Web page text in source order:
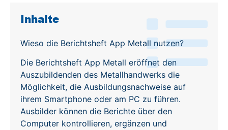
Inhalte
Wieso die Berichtsheft App Metall nutzen?
Die Berichtsheft App Metall eröffnet den
Auszubildenden des Metallhandwerks die
Möglichkeit, die Ausbildungsnachweise auf
ihrem Smartphone oder am PC zu führen.
Ausbilder können die Berichte über den
Computer kontrollieren, ergänzen und